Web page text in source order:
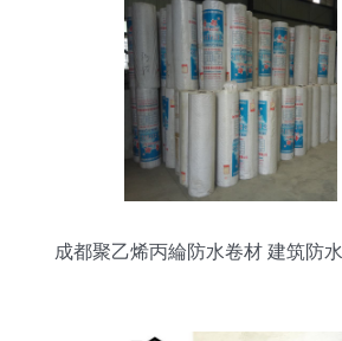
成都聚乙烯丙綸防水卷材 建筑防